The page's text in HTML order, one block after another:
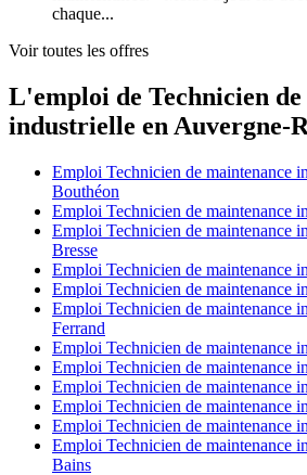
chaque...
Voir toutes les offres
L'emploi de Technicien
industrielle en Auvergne-
Emploi Technicien de maintenance
Bouthéon
Emploi Technicien de maintenance
Emploi Technicien de maintenance
Bresse
Emploi Technicien de maintenance
Emploi Technicien de maintenance
Emploi Technicien de maintenance
Ferrand
Emploi Technicien de maintenance
Emploi Technicien de maintenance
Emploi Technicien de maintenance
Emploi Technicien de maintenance
Emploi Technicien de maintenance
Emploi Technicien de maintenance
Bains